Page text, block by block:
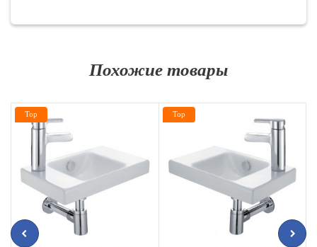
Похожие товары
Top Top